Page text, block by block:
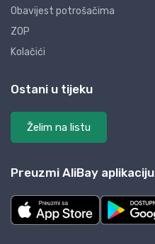
Obavijest potrošačima
ZOP
Kolačići
Ostani u tijeku
Želim na listu
Preuzmi AliBay aplikaciju